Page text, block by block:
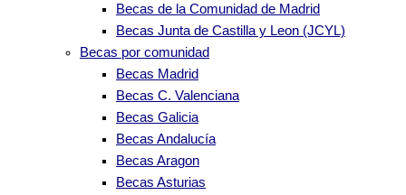
Becas de la Comunidad de Madrid
Becas Junta de Castilla y Leon (JCYL)
Becas por comunidad
Becas Madrid
Becas C. Valenciana
Becas Galicia
Becas Andalucía
Becas Aragon
Becas Asturias